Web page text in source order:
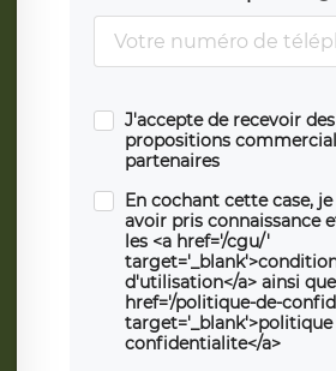
J'accepte de recevoir des
propositions
partenaires
En cochant cette case,
avoir pris connaissance
les <a href='/cgu/'
d'utilisation</a> ainsi
href='/politique-de-
target='_blank'>politique
confidentialite</a>